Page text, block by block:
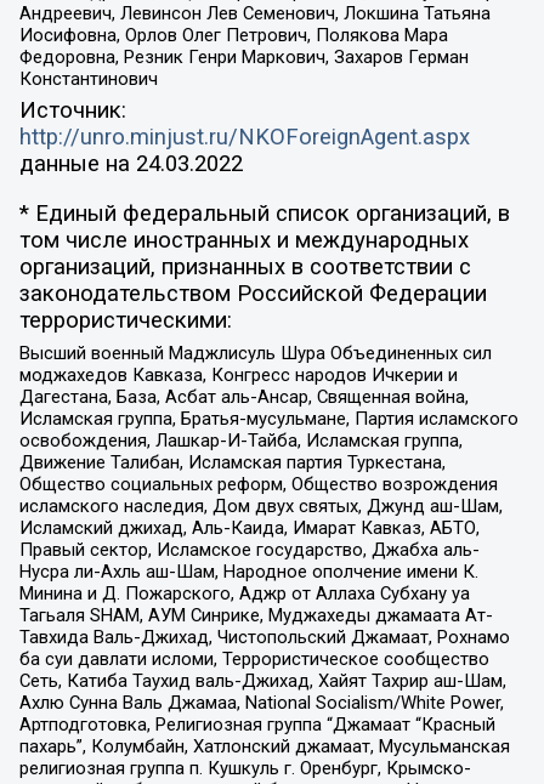
Андреевич, Левинсон Лев Семенович, Локшина Татьяна
Иосифовна, Орлов Олег Петрович, Полякова Мара
Федоровна, Резник Генри Маркович, Захаров Герман
Константинович
Источник:
http://unro.minjust.ru/NKOForeignAgent.aspx
данные на 24.03.2022
* Единый федеральный список организаций, в
том числе иностранных и международных
организаций, признанных в соответствии с
законодательством Российской Федерации
террористическими:
Высший военный Маджлисуль Шура Объединенных сил
моджахедов Кавказа, Конгресс народов Ичкерии и
Дагестана, База, Асбат аль-Ансар, Священная война,
Исламская группа, Братья-мусульмане, Партия исламского
освобождения, Лашкар-И-Тайба, Исламская группа,
Движение Талибан, Исламская партия Туркестана,
Общество социальных реформ, Общество возрождения
исламского наследия, Дом двух святых, Джунд аш-Шам,
Исламский джихад, Аль-Каида, Имарат Кавказ, АБТО,
Правый сектор, Исламское государство, Джабха аль-
Нусра ли-Ахль аш-Шам, Народное ополчение имени К.
Минина и Д. Пожарского, Аджр от Аллаха Субхану уа
Тагьаля SHAM, АУМ Синрике, Муджахеды джамаата Ат-
Тавхида Валь-Джихад, Чистопольский Джамаат, Рохнамо
ба суи давлати исломи, Террористическое сообщество
Сеть, Катиба Таухид валь-Джихад, Хайят Тахрир аш-Шам,
Ахлю Сунна Валь Джамаа, National Socialism/White Power,
Артподготовка, Религиозная группа “Джамаат “Красный
пахарь”, Колумбайн, Хатлонский джамаат, Мусульманская
религиозная группа п. Кушкуль г. Оренбург, Крымско-